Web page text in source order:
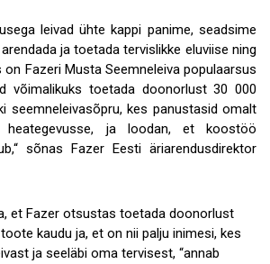
leivad ühte kappi panime, seadsime
ja toetada tervislikke eluviise ning
on Fazeri Musta Seemneleiva populaarsus
võimalikuks toetada doonorlust 30 000
seemneleivasõpru, kes panustasid omalt
heategevusse, ja loodan, et koostöö
sõnas Fazer Eesti äriarendusdirektor
et Fazer otsustas toetada doonorlust
kaudu ja, et on nii palju inimesi, kes
ja seeläbi oma tervisest, “annab